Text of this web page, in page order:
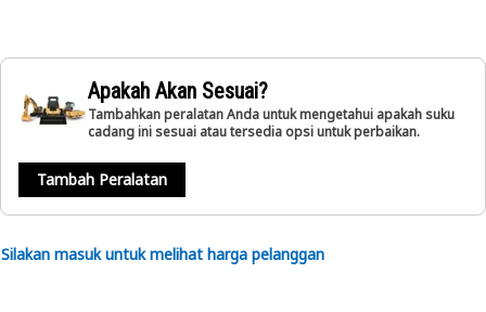
Apakah Akan Sesuai?
Tambahkan peralatan Anda untuk mengetahui apakah suku
cadang ini sesuai atau tersedia opsi untuk perbaikan.
Tambah Peralatan
Silakan masuk untuk melihat harga pelanggan